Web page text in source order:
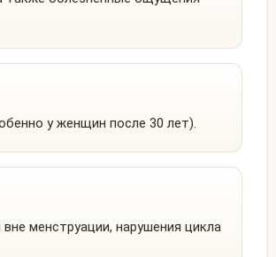
у женщин после 30 лет).
менструации, нарушения цикла